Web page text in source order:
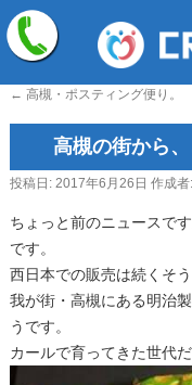
← 高槻・ポスティング便り。
高槻の街から
投稿日: 2017年6月26日 作成者:
ちょっと前のニュースで
です。
西日本での販売は続くそ
我が街・高槻にある明治
うです。
カールで育ってきた世代